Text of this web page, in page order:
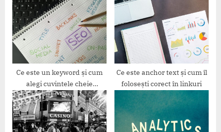
Ce este un keyword și cum
alegi cuvintele cheie
potrivite
Ce este anchor text și cum îl
folosești corect în linkuri